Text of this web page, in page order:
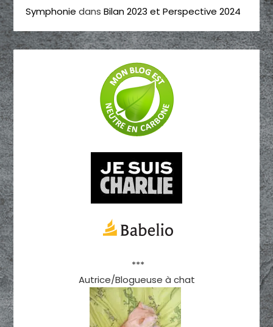
Symphonie dansBilan 2023 et Perspective 2024
***
Autrice/Blogueuse à chat